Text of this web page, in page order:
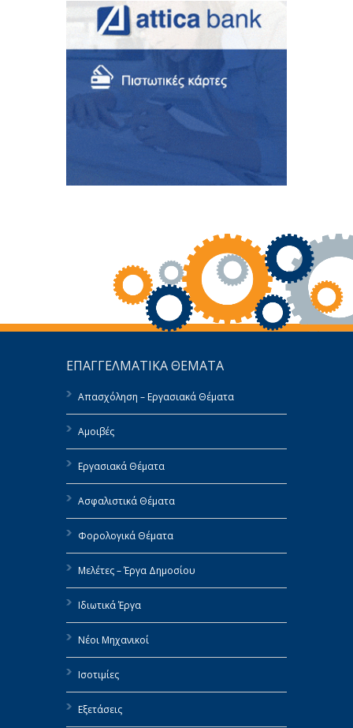
ΕΠΑΓΓΕΛΜΑΤΙΚΑ ΘΕΜΑΤΑ
Απασχόληση – Εργασιακά Θέματα
Αμοιβές
Εργασιακά Θέματα
Ασφαλιστικά Θέματα
Φορολογικά Θέματα
Μελέτες – Έργα Δημοσίου
Ιδιωτικά Έργα
Νέοι Μηχανικοί
Ισοτιμίες
Εξετάσεις